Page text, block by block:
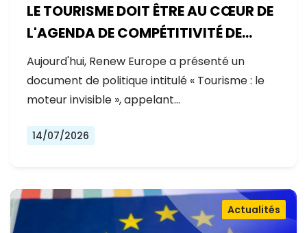
LE TOURISME DOIT ÊTRE AU CŒUR DE
L'AGENDA DE COMPÉTITIVITÉ DE
L'EUROPE
Aujourd'hui, Renew Europe a présenté un
document de politique intitulé « Tourisme : le
moteur invisible », appelant…
14/07/2026
Actualités